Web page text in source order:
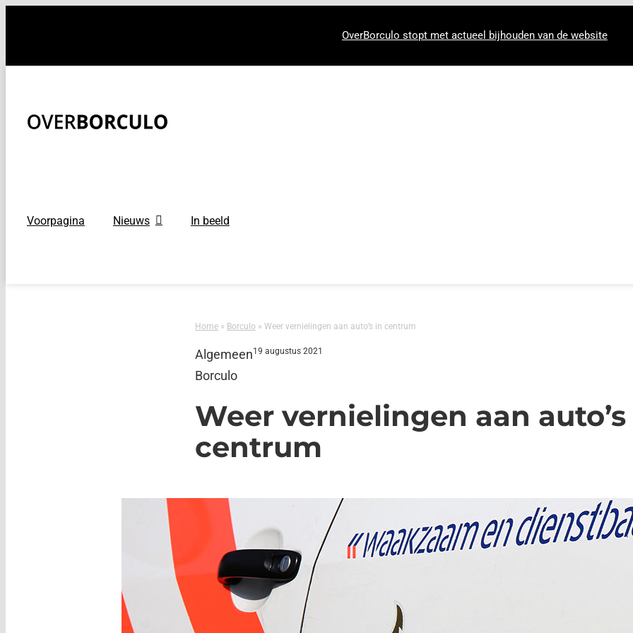
OverBorculo stopt met actueel bijhouden van de website
Voorpagina Nieuws In beeld
Home » Borculo »Weer vernielingen aan auto’s in centrum
Algemeen
Borculo
19 augustus 2021
Weer vernielingen aan
centrum